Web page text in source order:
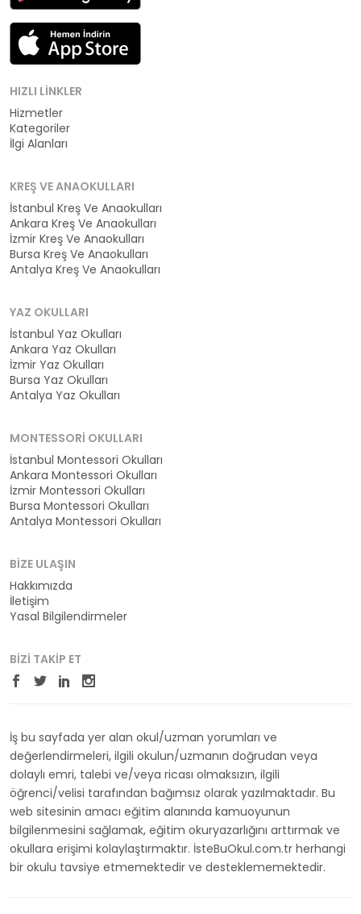
HIZLI LINKLER
Hizmetler
Kategoriler
İlgi Alanları
KREŞ VE ANAOKULLARI
İstanbul Kreş Ve Anaokulları
Ankara Kreş Ve Anaokulları
İzmir Kreş Ve Anaokulları
Bursa Kreş Ve Anaokulları
Antalya Kreş Ve Anaokulları
YAZ OKULLARI
İstanbul Yaz Okulları
Ankara Yaz Okulları
İzmir Yaz Okulları
Bursa Yaz Okulları
Antalya Yaz Okulları
MONTESSORI OKULLARI
İstanbul Montessori Okulları
Ankara Montessori Okulları
İzmir Montessori Okulları
Bursa Montessori Okulları
Antalya Montessori Okulları
BIZE ULAŞIN
Hakkımızda
İletişim
Yasal Bilgilendirmeler
BIZI TAKIP ET
İş bu sayfada yer alan okul/uzman yorumları ve
değerlendirmeleri, ilgili okulun/uzmanın doğrudan veya
dolaylı emri, talebi ve/veya ricası olmaksızın, ilgili
öğrenci/velisi tarafından bağımsız olarak yazılmaktadır. Bu
web sitesinin amacı eğitim alanında kamuoyunun
bilgilenmesini sağlamak, eğitim okuryazarlığını arttırmak ve
okullara erişimi kolaylaştırmaktır. İsteBuOkul.com.tr herhangi
bir okulu tavsiye etmemektedir ve desteklememektedir.